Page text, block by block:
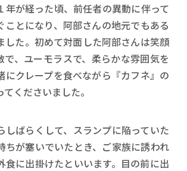
が経った頃、前任者の異動に伴って
ことになり、阿部さんの地元でもある
した。初めて対面した阿部さんは笑顔
で、ユーモラスで、柔らかな雰囲気を
にクレープを食べながら『カフネ』の
くださいました。
ばらくして、スランプに陥っていた
ちが塞いでいたとき、ご家族に誘われ
食に出掛けたといいます。目の前に出